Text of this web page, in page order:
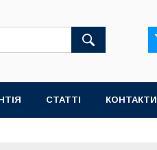
СТАТТІ КОНТАКТИ